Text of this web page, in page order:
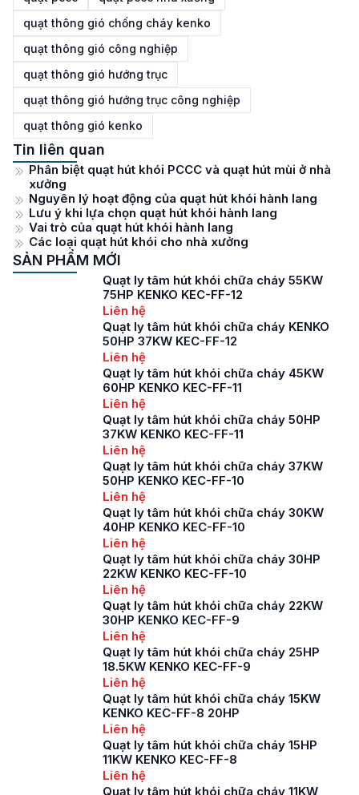
quạt thông gió chống cháy kenko
quạt thông gió công nghiệp
quạt thông gió hướng trục
quạt thông gió hướng trục công nghiệp
quạt thông gió kenko
Tin liên quan
Phân biệt quạt hút khói PCCC và quạt hút mùi ở nhà
xưởng
Nguyên lý hoạt động của quạt hút khói hành lang
Lưu ý khi lựa chọn quạt hút khói hành lang
Vai trò của quạt hút khói hành lang
Các loại quạt hút khói cho nhà xưởng
SẢN PHẨM MỚI
Quạt ly tâm hút khói chữa cháy 55KW
75HP KENKO KEC-FF-12
Liên hệ
Quạt ly tâm hút khói chữa cháy KENKO
50HP 37KW KEC-FF-12
Liên hệ
Quạt ly tâm hút khói chữa cháy 45KW
60HP KENKO KEC-FF-11
Liên hệ
Quạt ly tâm hút khói chữa cháy 50HP
37KW KENKO KEC-FF-11
Liên hệ
Quạt ly tâm hút khói chữa cháy 37KW
50HP KENKO KEC-FF-10
Liên hệ
Quạt ly tâm hút khói chữa cháy 30KW
40HP KENKO KEC-FF-10
Liên hệ
Quạt ly tâm hút khói chữa cháy 30HP
22KW KENKO KEC-FF-10
Liên hệ
Quạt ly tâm hút khói chữa cháy 22KW
30HP KENKO KEC-FF-9
Liên hệ
Quạt ly tâm hút khói chữa cháy 25HP
18.5KW KENKO KEC-FF-9
Liên hệ
Quạt ly tâm hút khói chữa cháy 15KW
KENKO KEC-FF-8 20HP
Liên hệ
Quạt ly tâm hút khói chữa cháy 15HP
11KW KENKO KEC-FF-8
Liên hệ
Quạt ly tâm hút khói chữa cháy 11KW